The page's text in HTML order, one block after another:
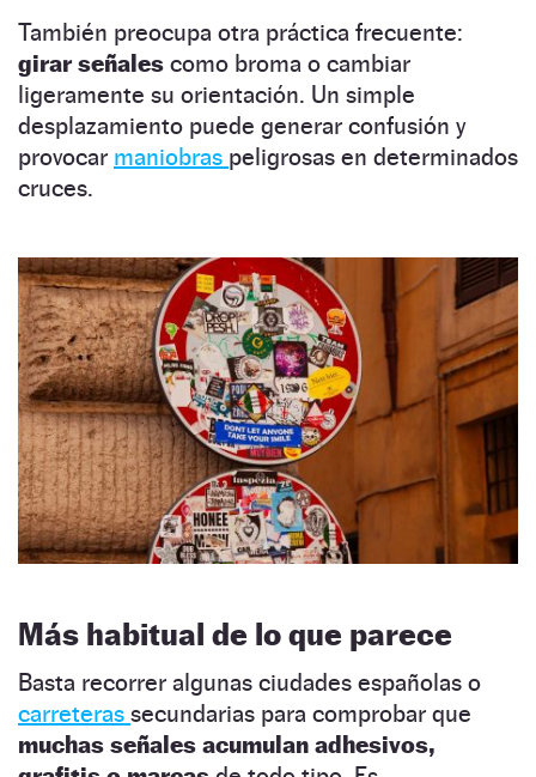
También preocupa otra práctica frecuente:
girar señales como broma o cambiar
ligeramente su orientación. Un simple
desplazamiento puede generar confusión y
provocar maniobras peligrosas en determinados
cruces.
Más habitual de lo que parece
Basta recorrer algunas ciudades españolas o
carreteras secundarias para comprobar que
muchas señales acumulan adhesivos,